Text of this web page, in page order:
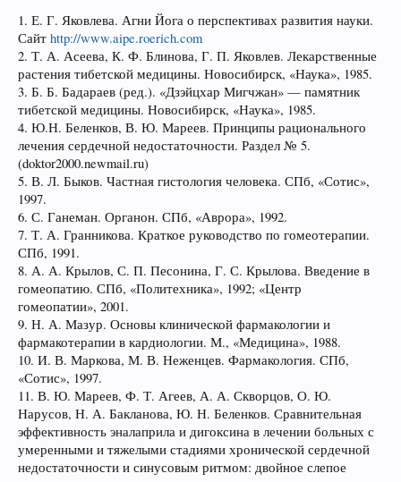
1. Е. Г. Яковлева. Агни Йога о перспективах развития науки.
Сайт http://www.aipe.roerich.com
2. Т. А. Асеева, К. Ф. Блинова, Г. П. Яковлев. Лекарственные
растения тибетской медицины. Новосибирск, «Наука», 1985.
3. Б. Б. Бадараев (ред.). «Дзэйцхар Мигчжан» — памятник
тибетской медицины. Новосибирск, «Наука», 1985.
4. Ю.Н. Беленков, В. Ю. Мареев. Принципы рационального
лечения сердечной недостаточности. Раздел № 5.
(doktor2000.newmail.ru)
5. В. Л. Быков. Частная гистология человека. СПб, «Сотис»,
1997.
6. С. Ганеман. Органон. СПб, «Аврора», 1992.
7. Т. А. Гранникова. Краткое руководство по гомеотерапии.
СПб, 1991.
8. А. А. Крылов, С. П. Песонина, Г. С. Крылова. Введение в
гомеопатию. СПб, «Политехника», 1992; «Центр
гомеопатии», 2001.
9. Н. А. Мазур. Основы клинической фармакологии и
фармакотерапии в кардиологии. М., «Медицина», 1988.
10. И. В. Маркова, М. В. Неженцев. Фармакология. СПб,
«Сотис», 1997.
11. В. Ю. Мареев, Ф. Т. Агеев, А. А. Скворцов, О. Ю.
Нарусов, Н. А. Бакланова, Ю. Н. Беленков. Сравнительная
эффективность эналаприла и дигоксина в лечении больных с
умеренными и тяжелыми стадиями хронической сердечной
недостаточности и синусовым ритмом: двойное слепое